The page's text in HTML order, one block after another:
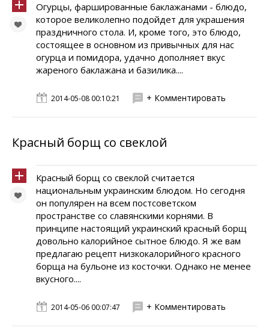
Огурцы, фаршированные баклажанами - блюдо,
которое великолепно подойдет для украшения
праздничного стола. И, кроме того, это блюдо,
состоящее в основном из привычных для нас
огурца и помидора, удачно дополняет вкус
жареного баклажана и базилика....
2014-05-08 00:10:21 + Комментировать
Красный борщ со свеклой
Красный борщ со свеклой считается
национальным украинским блюдом. Но сегодня
он популярен на всем постсоветском
пространстве со славянскими корнями. В
принципе настоящий украинский красный борщ
довольно калорийное сытное блюдо. Я же вам
предлагаю рецепт низкокалорийного красного
борща на бульоне из косточки. Однако не менее
вкусного....
2014-05-06 00:07:47 + Комментировать